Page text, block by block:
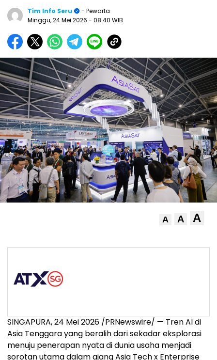
Tim Info Seru
- Pewarta
Minggu, 24 Mei 2026 - 08:40 WIB
A A A
SINGAPURA, 24 Mei 2026 /PRNewswire/ — Tren AI di
Asia Tenggara yang beralih dari sekadar eksplorasi
menuju penerapan nyata di dunia usaha menjadi
sorotan utama dalam ajang Asia Tech x Enterprise